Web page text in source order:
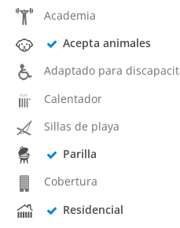
Academia
Acepta animales
Adaptado para
Calentador
Sillas de playa
Parilla
Cobertura
Residencial